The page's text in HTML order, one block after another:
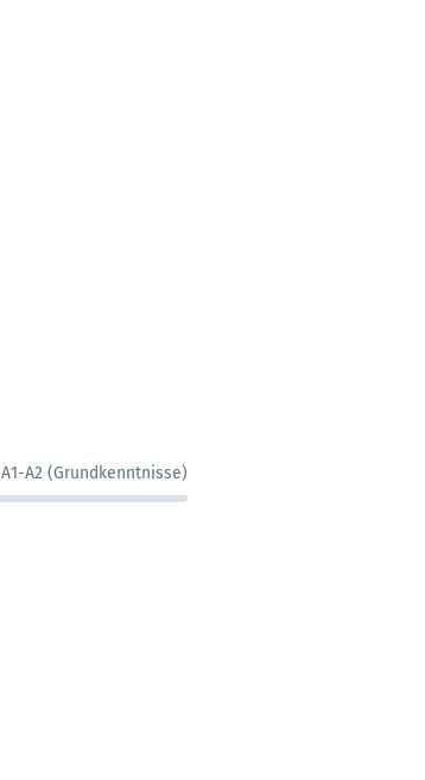
A1-A2 (Grundkenntnisse)